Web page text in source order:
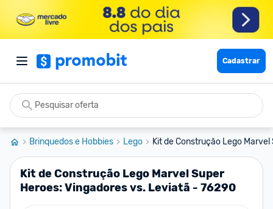
Cadastrar
Brinquedos e Hobbies Lego Kit de Construção Lego
Kit de Construção Lego Marvel Super
Heroes: Vingadores vs. Leviatã - 76290